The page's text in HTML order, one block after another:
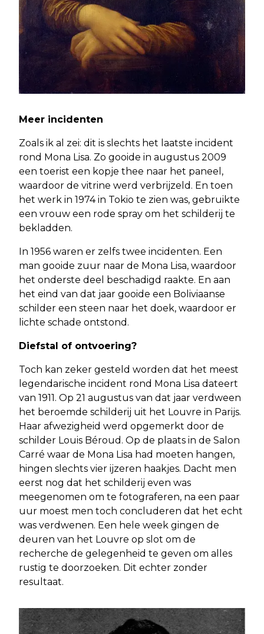
Meer incidenten
Zoals ik al zei: dit is slechts het laatste incident
rond Mona Lisa. Zo gooide in augustus 2009
een toerist een kopje thee naar het paneel,
waardoor de vitrine werd verbrijzeld. En toen
het werk in 1974 in Tokio te zien was, gebruikte
een vrouw een rode spray om het schilderij te
bekladden.
In 1956 waren er zelfs twee incidenten. Een
man gooide zuur naar de Mona Lisa, waardoor
het onderste deel beschadigd raakte. En aan
het eind van dat jaar gooide een Boliviaanse
schilder een steen naar het doek, waardoor er
lichte schade ontstond.
Diefstal of ontvoering?
Toch kan zeker gesteld worden dat het meest
legendarische incident rond Mona Lisa dateert
van 1911. Op 21 augustus van dat jaar verdween
het beroemde schilderij uit het Louvre in Parijs.
Haar afwezigheid werd opgemerkt door de
schilder Louis Béroud. Op de plaats in de Salon
Carré waar de Mona Lisa had moeten hangen,
hingen slechts vier ijzeren haakjes. Dacht men
eerst nog dat het schilderij even was
meegenomen om te fotograferen, na een paar
uur moest men toch concluderen dat het echt
was verdwenen. Een hele week gingen de
deuren van het Louvre op slot om de
recherche de gelegenheid te geven om alles
rustig te doorzoeken. Dit echter zonder
resultaat.